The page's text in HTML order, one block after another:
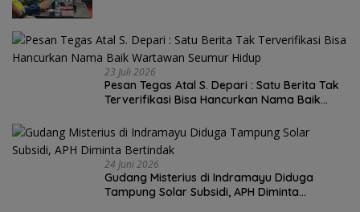
23 Juli 2026
Pesan Tegas Atal S. Depari : Satu Berita Tak
Terverifikasi Bisa Hancurkan Nama Baik
24 Juni 2026
Gudang Misterius di Indramayu Diduga
Tampung Solar Subsidi, APH Diminta